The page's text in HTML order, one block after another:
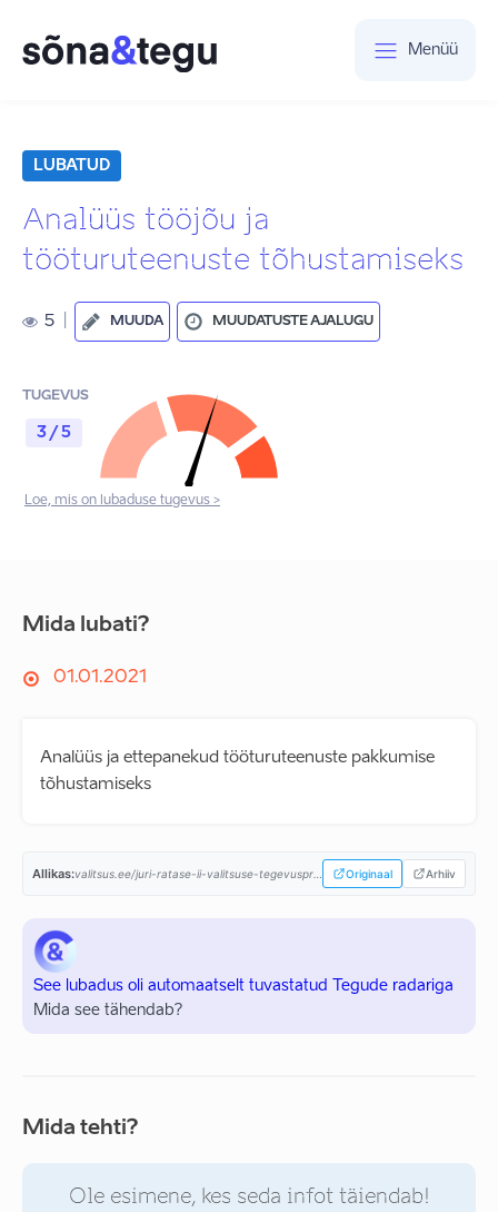
Menüü
LUBATUD
Analüüs tööjõu ja
tööturuteenuste tõhustamiseks
5 MUUDA MUUDATUSTE AJALUGU
TUGEVUS
3 / 5
Loe, mis on lubaduse tugevus >
Mida lubati?
01.01.2021
Analüüs ja ettepanekud tööturuteenuste pakkumise
tõhustamiseks
Allikas: Originaal Arhiiv
See lubadus oli automaatselt tuvastatud Tegude radariga
Mida see tähendab?
Mida tehti?
Ole esimene, kes seda infot täiendab!